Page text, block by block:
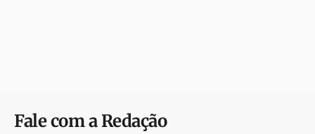
Fale com a Redação